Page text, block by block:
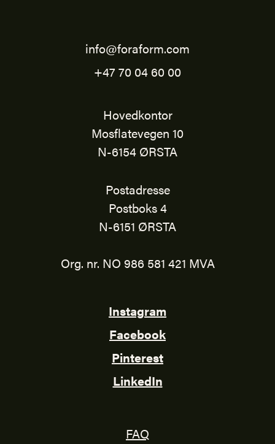
info@foraform.com
+47 70 04 60 00
Hovedkontor
Mosflatevegen 10
N-6154 ØRSTA
Postadresse
Postboks 4
N-6151 ØRSTA
Org. nr. NO 986 581 421 MVA
Instagram
Facebook
Pinterest
LinkedIn
FAQ